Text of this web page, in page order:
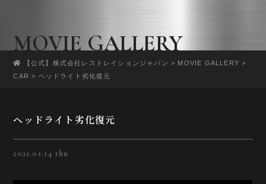
MOVIE GALLERY
【公式】株式会社レストレイションジャパン > MOVIE GALLERY >
CAR > ヘッドライト劣化復元
ヘッドライト劣化復元
2021.01.14 thu